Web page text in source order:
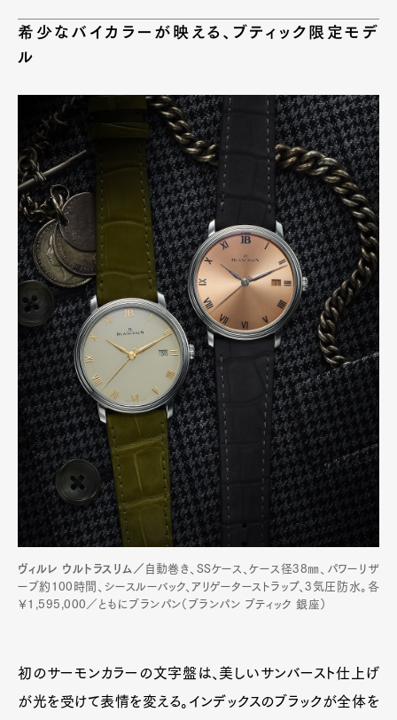
Pen Meet
希少なバイカラーが映える、ブティック限定モデ
ル
ヴィルレ ウルトラスリム／ 自動巻き、SSケース、ケース径38㎜、パワーリザ
ーブ約100時間、シースルーバック、アリゲーターストラップ、3気圧防水。各
￥1,595,000／ともにブランパン（ブランパン ブティック 銀座）
初のサーモンカラーの文字盤は、美しいサンバースト仕上げ
が光を受けて表情を変える。インデックスのブラックが全体を